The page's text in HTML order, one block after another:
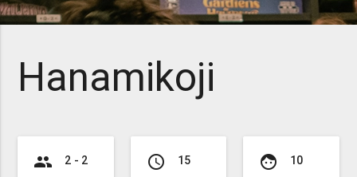
Hanamikoji
group 2 - 2 access_time 15 face 10